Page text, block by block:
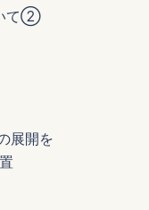
て②
展開を